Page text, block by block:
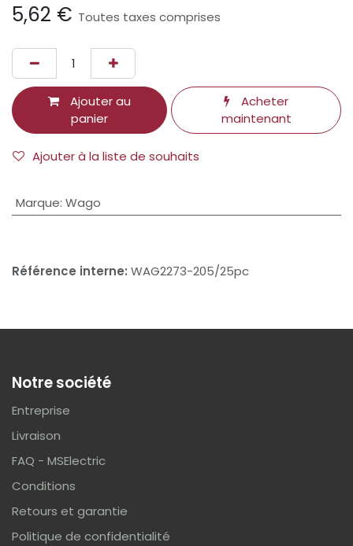
5,62 € Toutes taxes comprises
Ajouter au
panier
Acheter
maintenant
Ajouter à la liste de souhaits
Marque: Wago
Référence interne: WAG2273-205/25pc
Notre société
Entreprise
Livraison
FAQ - MSElectric
Conditions
Retours et garantie
Politique de confidentialité